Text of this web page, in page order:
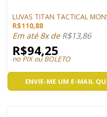
LUVAS TITAN TACTICAL
R$110,88
Em até 8x deR$13,86
R$94,25
no PIX ou BOLETO
ENVIE-ME UM E-MAIL